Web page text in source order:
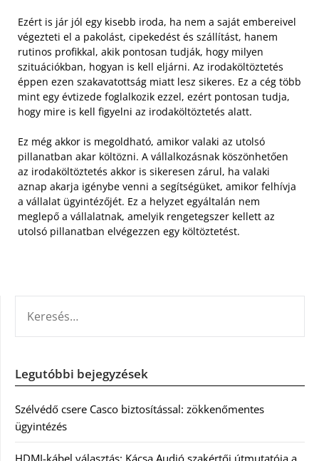
Ezért is jár jól egy kisebb iroda, ha nem a saját embereivel
végezteti el a pakolást, cipekedést és szállítást, hanem
rutinos profikkal, akik pontosan tudják, hogy milyen
szituációkban, hogyan is kell eljárni. Az irodaköltöztetés
éppen ezen szakavatottság miatt lesz sikeres. Ez a cég több
mint egy évtizede foglalkozik ezzel, ezért pontosan tudja,
hogy mire is kell figyelni az irodaköltöztetés alatt.
Ez még akkor is megoldható, amikor valaki az utolsó
pillanatban akar költözni. A vállalkozásnak köszönhetően
az irodaköltöztetés akkor is sikeresen zárul, ha valaki
aznap akarja igénybe venni a segítségüket, amikor felhívja
a vállalat ügyintézőjét. Ez a helyzet egyáltalán nem
meglepő a vállalatnak, amelyik rengetegszer kellett az
utolsó pillanatban elvégezzen egy költöztetést.
Legutóbbi bejegyzések
Szélvédő csere Casco biztosítással: zökkenőmentes
ügyintézés